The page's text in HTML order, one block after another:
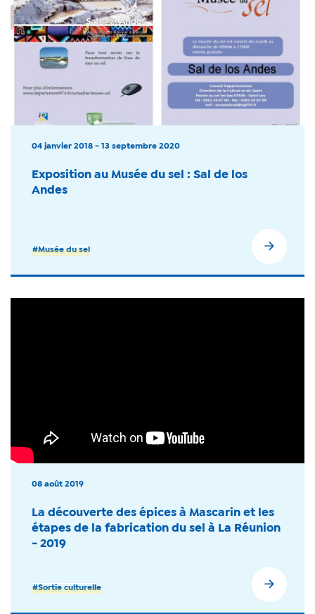
04 janvier 2018 - 13 septembre 2020
Exposition au Musée du sel : Sal de los
Andes
#Musée du sel
08 août 2019
La découverte des épices à Mascarin et les
étapes de la fabrication du sel à La Réunion
- 2019
#Sortie culturelle